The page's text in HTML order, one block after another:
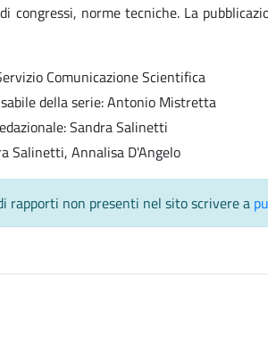
congressi, norme tecniche. La
Comunicazione Scientifica
della serie: Antonio Mistretta
Sandra Salinetti
Salinetti, Annalisa D'Angelo
rapporti non presenti nel sito scrivere a